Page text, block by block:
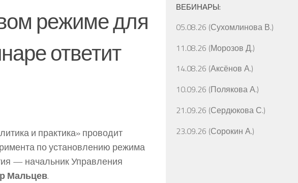
режиме для
ответит
и практика» проводит
по установлению режима
— начальник Управления
Мальцев.
ВЕБИНАРЫ:
05.08.26 (Сухомлинова В.)
11.08.26 (Морозов Д.)
14.08.26 (Аксёнов А.)
10.09.26 (Полякова А.)
21.09.26 (Сердюкова С.)
23.09.26 (Сорокин А.)